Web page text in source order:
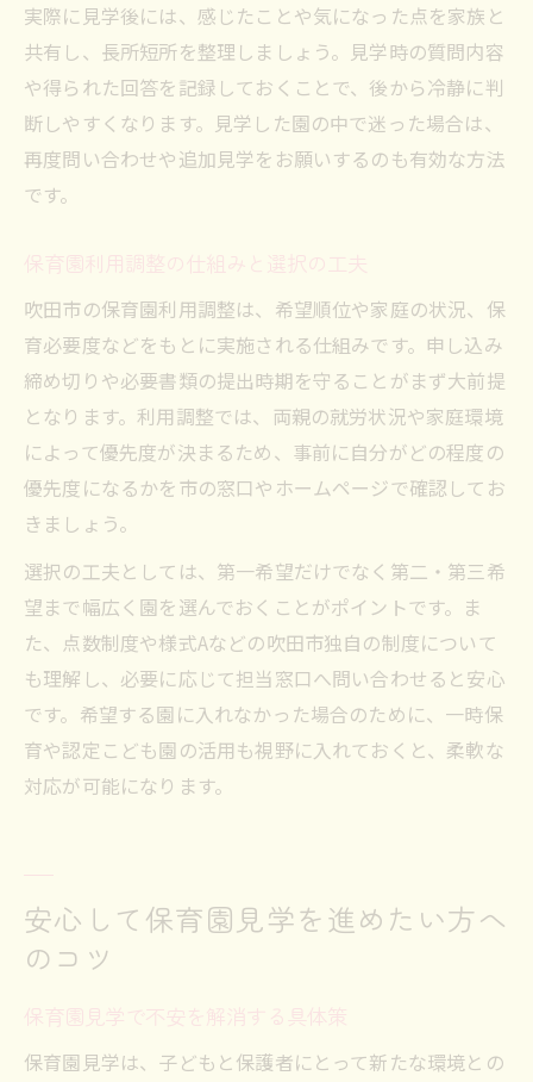
実際に見学後には、感じたことや気になった点を家族と
共有し、長所短所を整理しましょう。見学時の質問内容
や得られた回答を記録しておくことで、後から冷静に判
断しやすくなります。見学した園の中で迷った場合は、
再度問い合わせや追加見学をお願いするのも有効な方法
です。
保育園利用調整の仕組みと選択の工夫
吹田市の保育園利用調整は、希望順位や家庭の状況、保
育必要度などをもとに実施される仕組みです。申し込み
締め切りや必要書類の提出時期を守ることがまず大前提
となります。利用調整では、両親の就労状況や家庭環境
によって優先度が決まるため、事前に自分がどの程度の
優先度になるかを市の窓口やホームページで確認してお
きましょう。
選択の工夫としては、第一希望だけでなく第二・第三希
望まで幅広く園を選んでおくことがポイントです。ま
た、点数制度や様式Aなどの吹田市独自の制度について
も理解し、必要に応じて担当窓口へ問い合わせると安心
です。希望する園に入れなかった場合のために、一時保
育や認定こども園の活用も視野に入れておくと、柔軟な
対応が可能になります。
安心して保育園見学を進めたい方へ
のコツ
保育園見学で不安を解消する具体策
保育園見学は、子どもと保護者にとって新たな環境との